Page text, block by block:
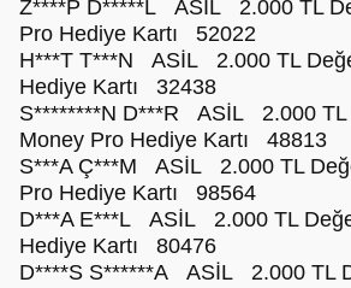
Z****P D*****L ASİL 2.000 TL
Pro Hediye Kartı 52022
H***T T***N ASİL 2.000 TL
Hediye Kartı 32438
S********N D***R ASİL 2.000 TL
Money Pro Hediye Kartı 48813
S***A Ç***M ASİL 2.000 TL
Pro Hediye Kartı 98564
D***A E***L ASİL 2.000 TL
Hediye Kartı 80476
D****S S******A ASİL 2.000 TL